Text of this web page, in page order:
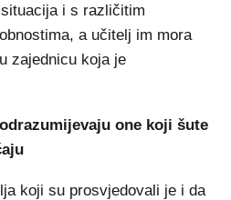
i s različitim
a učitelj im mora
zajednicu koja je
one koji šute
koji su prosvjedovali je i da